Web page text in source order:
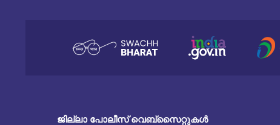
ജില്ലാ പോലീസ് വെബ്സൈറ്റുകൾ